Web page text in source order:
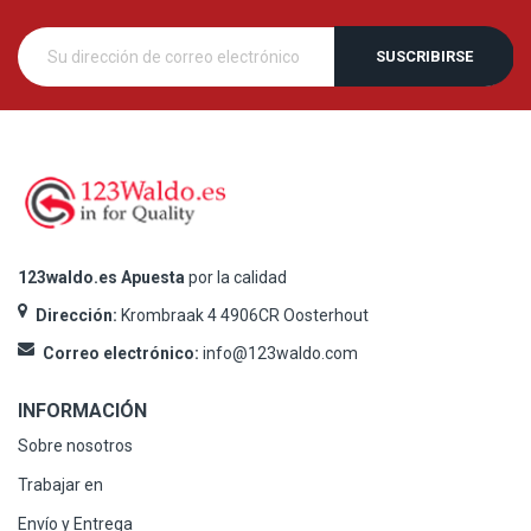
SUSCRIBIRSE
123waldo.es Apuesta por la calidad
Dirección: Krombraak 4 4906CR Oosterhout
Correo electrónico: info@123waldo.com
INFORMACIÓN
Sobre nosotros
Trabajar en
Envío y Entrega